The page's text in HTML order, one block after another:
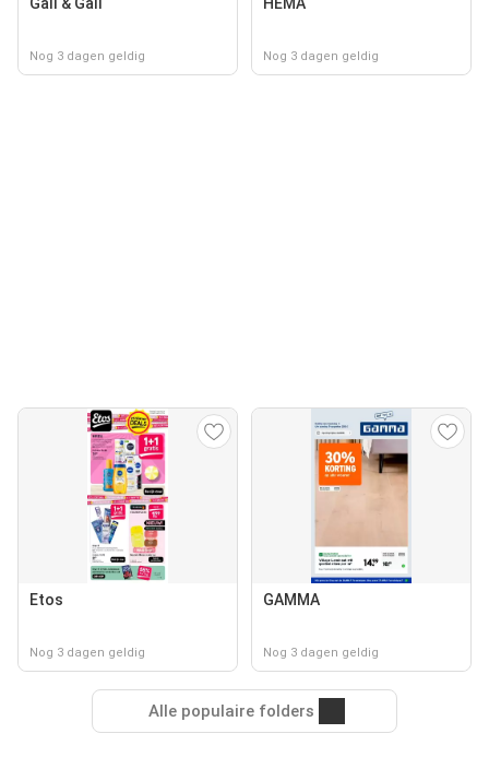
Nog 3 dagen geldig Nog 3 dagen geldig
Etos
Nog 3 dagen geldig
GAMMA
Nog 3 dagen geldig
Alle populaire folders